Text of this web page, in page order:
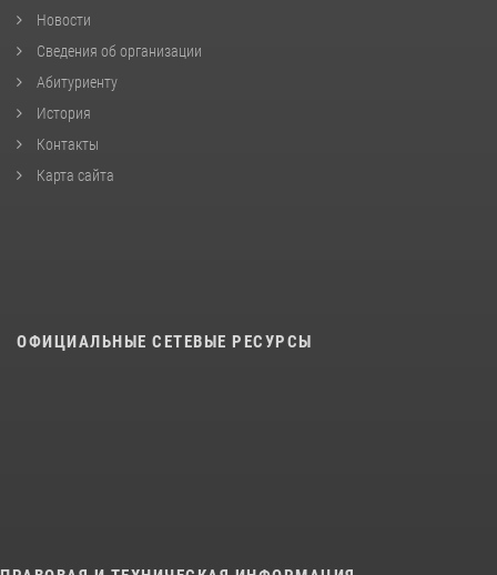
Новости
Сведения об организации
Абитуриенту
История
Контакты
Карта сайта
ОФИЦИАЛЬНЫЕ СЕТЕВЫЕ РЕСУРСЫ